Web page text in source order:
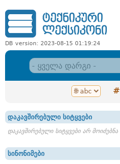
DB version: 2023-08-15 01:19:24
#
დაკავშირებული სიტყვები
დაკავშირებული სიტყვები არ მოიძებნა
სინონიმები